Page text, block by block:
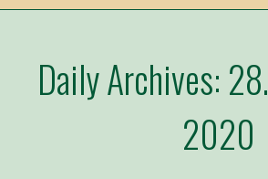
Daily Archives:
2020